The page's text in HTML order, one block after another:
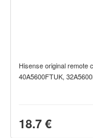
Hisense original remote
40A5600FTUK,
18.7 €